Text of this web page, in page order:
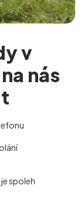
v
nás
spoleh